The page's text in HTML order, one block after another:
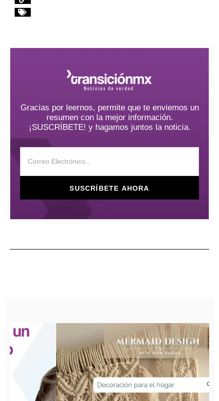
Gracias por leernos, permite que te enviemos un
resumen con la mejor información.
¡SUSCRÍBETE! y hagamos juntos la noticia.
SUSCRÍBETE AHORA